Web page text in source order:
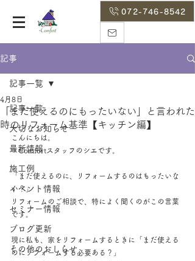
072-746-8542
記事
記事一覧
大切なお知らせ
最新情報
施工例
イベント情報
セミナー情報
ブログ更新
その他のおしらせ
記事一覧
「まだ使えるのにもったいない」と言われた
時のリフォーム基準【キッチン編】
4月8日
こんにちは。
＋Comfortスタッフのシエです。
「まだ使えるのに、リフォームするのはもったいな
い？」
リフォームのご相談で、特によく聞くのがこの言葉
です。
現に私も、家をリフォームするときに「まだ使える
のにリフォームする必要ある？」